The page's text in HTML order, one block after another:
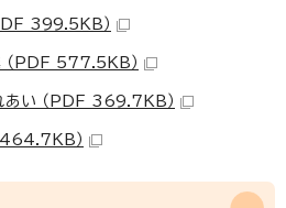
PDF 399.5KB）
（PDF 577.5KB）
あい （PDF 369.7KB）
464.7KB）